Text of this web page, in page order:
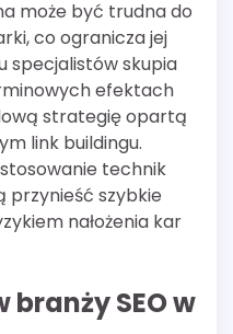
może być trudna do
co ogranicza jej
specjalistów skupia
efektach
strategię opartą
link buildingu.
technik
przynieść szybkie
nałożenia kar
SEO w